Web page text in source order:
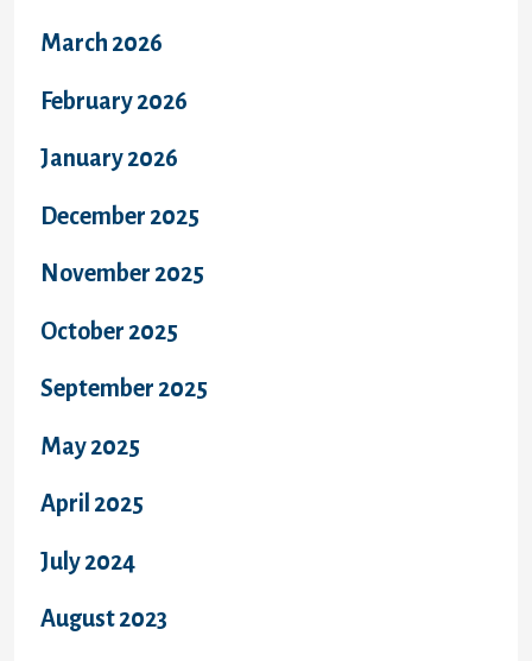
March 2026
February 2026
January 2026
December 2025
November 2025
October 2025
September 2025
May 2025
April 2025
July 2024
August 2023